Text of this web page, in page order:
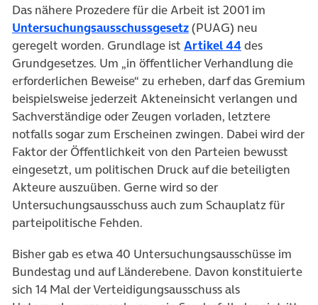
Das nähere Prozedere für die Arbeit ist 2001 im
Untersuchungsausschussgesetz(PUAG) neu
geregelt worden. Grundlage ist Artikel 44 des
Grundgesetzes. Um „in öffentlicher Verhandlung die
erforderlichen Beweise“ zu erheben, darf das Gremium
beispielsweise jederzeit Akteneinsicht verlangen und
Sachverständige oder Zeugen vorladen, letztere
notfalls sogar zum Erscheinen zwingen. Dabei wird der
Faktor der Öffentlichkeit von den Parteien bewusst
eingesetzt, um politischen Druck auf die beteiligten
Akteure auszuüben. Gerne wird so der
Untersuchungsausschuss auch zum Schauplatz für
parteipolitische Fehden.
Bisher gab es etwa 40 Untersuchungsausschüsse im
Bundestag und auf Länderebene. Davon konstituierte
sich 14 Mal der Verteidigungsausschuss als